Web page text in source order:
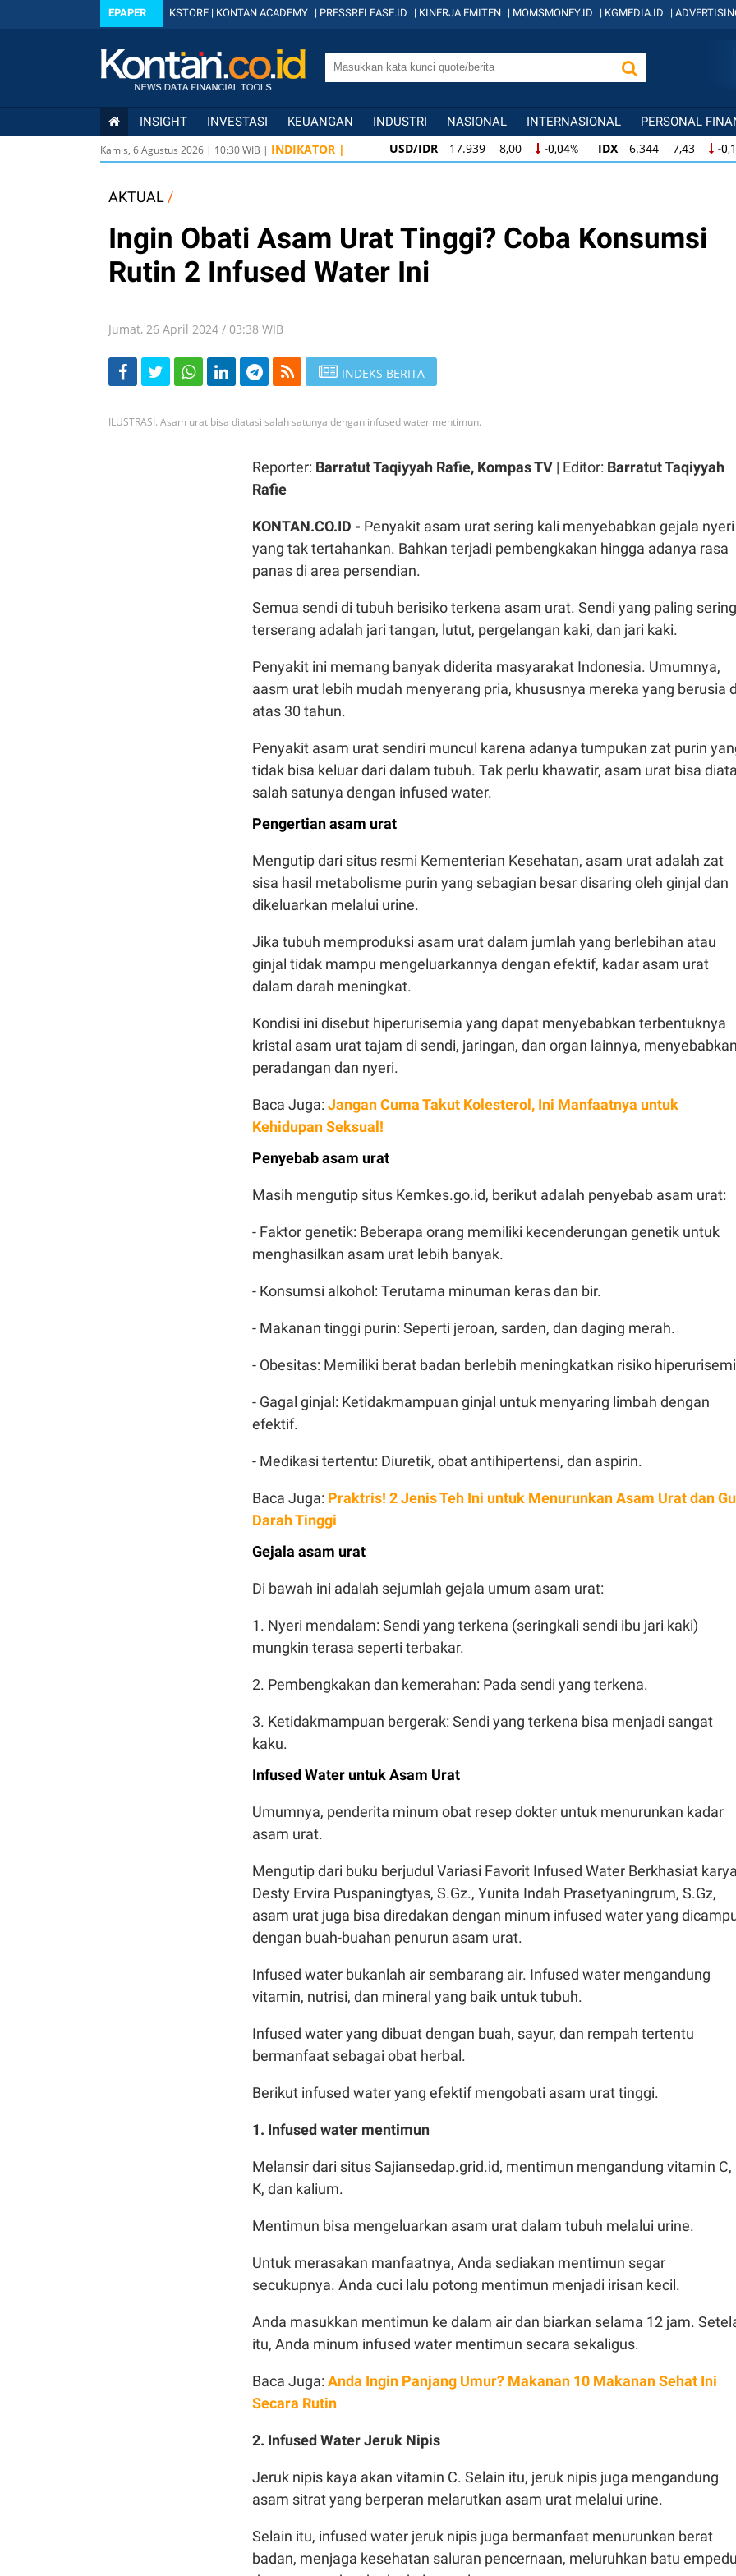
EPAPER KSTORE | KONTAN ACADEMY | PRESSRELEASE.ID | KINERJA EMITEN | MOMSMONEY.ID | KGMEDIA.ID |
INSIGHT INVESTASI KEUANGAN INDUSTRI NASIONAL INTERNASIONAL PERSONAL
Kamis, 6 Agustus 2026 | 10:30WIB | INDIKATOR | USD/IDR 17.939 -8,00 -0,04% IDX 6.344 -7,43 -0,12%
USD/IDR 17.939 -8,00 -0,04% IDX 6.344 -7,43 -0,12%
AKTUAL /
Ingin Obati Asam Urat Tinggi? Coba Konsumsi
Rutin 2 Infused Water Ini
Jumat, 26 April 2024 / 03:38 WIB
INDEKS BERITA
ILUSTRASI. Asam urat bisa diatasi salah satunya dengan infused water mentimun.
Reporter: Barratut Taqiyyah Rafie, Kompas TV | Editor: Barratut Taqiyyah
Rafie
KONTAN.CO.ID - Penyakit asam urat sering kali menyebabkan gejala nyeri
yang tak tertahankan. Bahkan terjadi pembengkakan hingga adanya rasa
panas di area persendian.
Semua sendi di tubuh berisiko terkena asam urat. Sendi yang paling sering
terserang adalah jari tangan, lutut, pergelangan kaki, dan jari kaki.
Penyakit ini memang banyak diderita masyarakat Indonesia. Umumnya,
aasm urat lebih mudah menyerang pria, khususnya mereka yang berusia
atas 30 tahun.
Penyakit asam urat sendiri muncul karena adanya tumpukan zat purin
tidak bisa keluar dari dalam tubuh. Tak perlu khawatir, asam urat bisa
salah satunya dengan infused water.
Pengertian asam urat
Mengutip dari situs resmi Kementerian Kesehatan, asam urat adalah zat
sisa hasil metabolisme purin yang sebagian besar disaring oleh ginjal dan
dikeluarkan melalui urine.
Jika tubuh memproduksi asam urat dalam jumlah yang berlebihan atau
ginjal tidak mampu mengeluarkannya dengan efektif, kadar asam urat
dalam darah meningkat.
Kondisi ini disebut hiperurisemia yang dapat menyebabkan terbentuknya
kristal asam urat tajam di sendi, jaringan, dan organ lainnya, menyebabkan
peradangan dan nyeri.
Baca Juga: Jangan Cuma Takut Kolesterol, Ini Manfaatnya untuk
Kehidupan Seksual!
Penyebab asam urat
Masih mengutip situs Kemkes.go.id, berikut adalah penyebab asam urat:
- Faktor genetik: Beberapa orang memiliki kecenderungan genetik untuk
menghasilkan asam urat lebih banyak.
- Konsumsi alkohol: Terutama minuman keras dan bir.
- Makanan tinggi purin: Seperti jeroan, sarden, dan daging merah.
- Obesitas: Memiliki berat badan berlebih meningkatkan risiko
- Gagal ginjal: Ketidakmampuan ginjal untuk menyaring limbah dengan
efektif.
- Medikasi tertentu: Diuretik, obat antihipertensi, dan aspirin.
Baca Juga: Praktris! 2 Jenis Teh Ini untuk Menurunkan Asam Urat dan
Darah Tinggi
Gejala asam urat
Di bawah ini adalah sejumlah gejala umum asam urat:
1. Nyeri mendalam: Sendi yang terkena (seringkali sendi ibu jari kaki)
mungkin terasa seperti terbakar.
2. Pembengkakan dan kemerahan: Pada sendi yang terkena.
3. Ketidakmampuan bergerak: Sendi yang terkena bisa menjadi sangat
kaku.
Infused Water untuk Asam Urat
Umumnya, penderita minum obat resep dokter untuk menurunkan kadar
asam urat.
Mengutip dari buku berjudul Variasi Favorit Infused Water Berkhasiat karya
Desty Ervira Puspaningtyas, S.Gz., Yunita Indah Prasetyaningrum, S.Gz,
asam urat juga bisa diredakan dengan minum infused water yang
dengan buah-buahan penurun asam urat.
Infused water bukanlah air sembarang air. Infused water mengandung
vitamin, nutrisi, dan mineral yang baik untuk tubuh.
Infused water yang dibuat dengan buah, sayur, dan rempah tertentu
bermanfaat sebagai obat herbal.
Berikut infused water yang efektif mengobati asam urat tinggi.
1. Infused water mentimun
Melansir dari situs Sajiansedap.grid.id, mentimun mengandung vitamin C,
K, dan kalium.
Mentimun bisa mengeluarkan asam urat dalam tubuh melalui urine.
Untuk merasakan manfaatnya, Anda sediakan mentimun segar
secukupnya. Anda cuci lalu potong mentimun menjadi irisan kecil.
Anda masukkan mentimun ke dalam air dan biarkan selama 12 jam.
itu, Anda minum infused water mentimun secara sekaligus.
Baca Juga: Anda Ingin Panjang Umur? Makanan 10 Makanan Sehat Ini
Secara Rutin
2. Infused Water Jeruk Nipis
Jeruk nipis kaya akan vitamin C. Selain itu, jeruk nipis juga mengandung
asam sitrat yang berperan melarutkan asam urat melalui urine.
Selain itu, infused water jeruk nipis juga bermanfaat menurunkan berat
badan, menjaga kesehatan saluran pencernaan, meluruhkan batu